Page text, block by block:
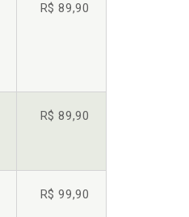
R$ 89,90
R$ 89,90
R$ 99,90